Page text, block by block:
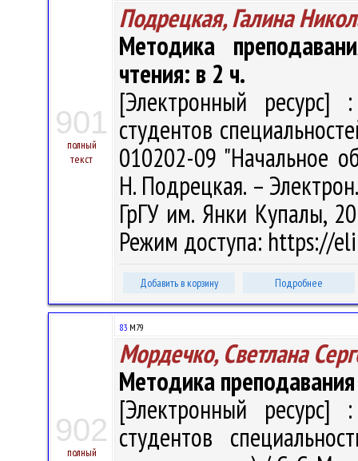
901
полный
текст
Подрецкая, Галина
Методика
чтения: в 2 ч.
[Электронный ресурс]
студентов
010202-09 "Начальное
Н. Подрецкая. –
ГрГУ им. Янки Купалы,
Режим доступа: https://
Добавить в корзину Подробнее
902
полный
83 М79
Мордечко, Светлана
Методика
[Электронный ресурс]
студентов